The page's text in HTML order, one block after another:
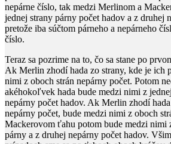
nepárne číslo, tak medzi Merlinom a
jednej strany párny počet hadov a z druhej
pretože iba súčtom párneho a nepárneho
číslo.
Teraz sa pozrime na to, čo sa stane po
Ak Merlin zhodí hada zo strany, kde je ich
nimi z oboch strán nepárny počet. Potom
akéhokoľvek hada bude medzi nimi z
nepárny počet hadov. Ak Merlin zhodí
nepárny počet, bude medzi nimi z oboch
Mackerovom ťahu potom bude medzi nimi
párny a z druhej nepárny počet hadov.